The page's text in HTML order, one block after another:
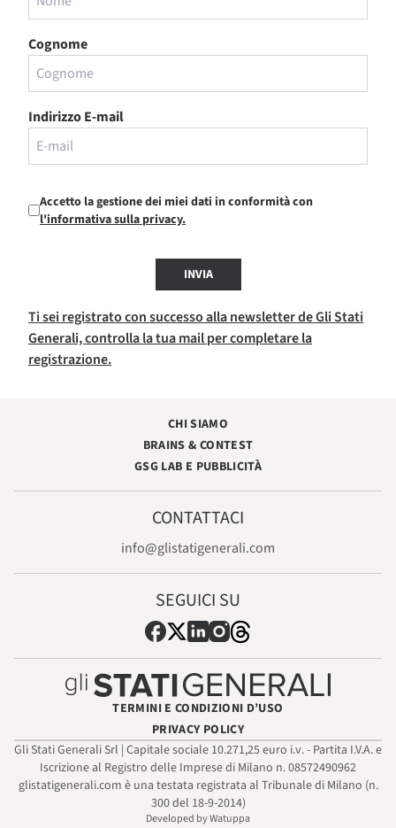
Cognome
Indirizzo E-mail
Accetto la gestione dei miei dati in conformità con
l'informativa sulla privacy.
INVIA
Ti sei registrato con successo alla newsletter de Gli Stati
Generali, controlla la tua mail per completare la
registrazione.
CHI SIAMO
BRAINS & CONTEST
GSG LAB E PUBBLICITÀ
CONTATTACI
info@glistatigenerali.com
SEGUICI SU
TERMINI E CONDIZIONI D’USO
PRIVACY POLICY
Gli Stati Generali Srl | Capitale sociale 10.271,25 euro i.v. - Partita I.V.A. e
Iscrizione al Registro delle Imprese di Milano n. 08572490962
glistatigenerali.com è una testata registrata al Tribunale di Milano (n.
300 del 18-9-2014)
Developed by Watuppa